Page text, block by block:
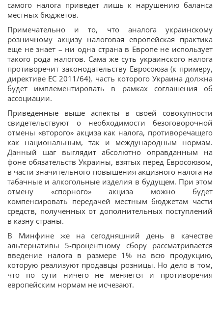
самого налога приведет лишь к нарушению баланса
местных бюджетов.
Примечательно и то, что аналога украинскому
розничному акцизу налоговая европейская практика
еще не знает – ни одна страна в Европе не использует
такого рода налогов. Сама же суть украинского налога
противоречит законодательству Евросоюза (к примеру,
директиве ЕС 2011/64), часть которого Украина должна
будет имплементировать в рамках соглашения об
ассоциации.
Приведенные выше аспекты в своей совокупности
свидетельствуют о необходимости безоговорочной
отмены «второго» акциза как налога, противоречащего
как национальным, так и международным нормам.
Данный шаг выглядит абсолютно оправданным на
фоне обязательств Украины, взятых перед Евросоюзом,
в части значительного повышения акцизного налога на
табачные и алкогольные изделия в будущем. При этом
отмену «спорного» акциза можно будет
компенсировать передачей местным бюджетам части
средств, полученных от дополнительных поступлений
в казну страны.
В Минфине же на сегодняшний день в качестве
альтернативы 5-процентному сбору рассматривается
введение налога в размере 1% на всю продукцию,
которую реализуют продавцы розницы. Но дело в том,
что по сути ничего не меняется и противоречия
европейским нормам не исчезают.